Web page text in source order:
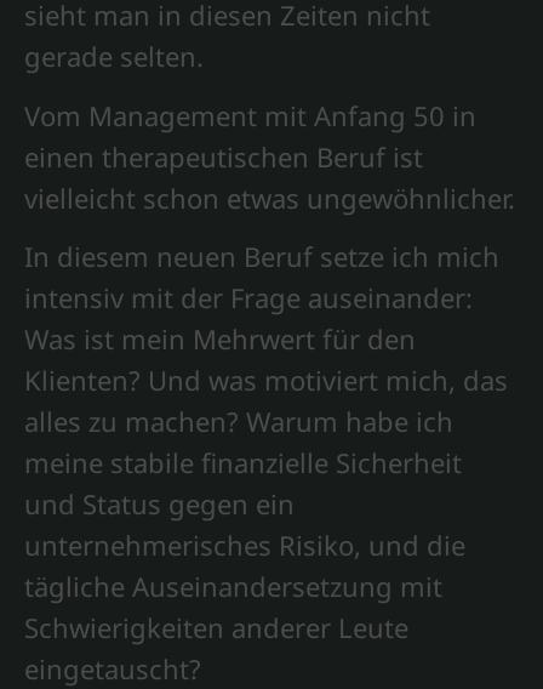
sieht man in diesen Zeiten nicht
gerade selten.
Vom Management mit Anfang 50 in
einen therapeutischen Beruf ist
vielleicht schon etwas ungewöhnlicher.
In diesem neuen Beruf setze ich mich
intensiv mit der Frage auseinander:
Was ist mein Mehrwert für den
Klienten? Und was motiviert mich, das
alles zu machen? Warum habe ich
meine stabile finanzielle Sicherheit
und Status gegen ein
unternehmerisches Risiko, und die
tägliche Auseinandersetzung mit
Schwierigkeiten anderer Leute
eingetauscht?